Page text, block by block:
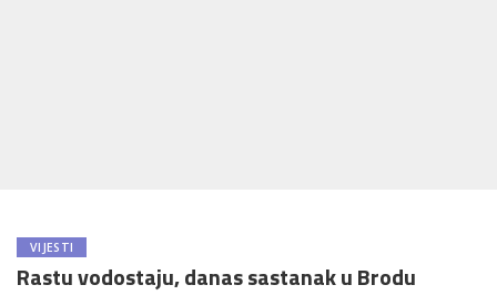
VIJESTI
Rastu vodostaju, danas sastanak u Brodu